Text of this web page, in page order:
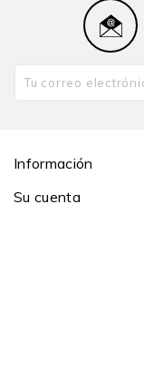
Información
Su cuenta